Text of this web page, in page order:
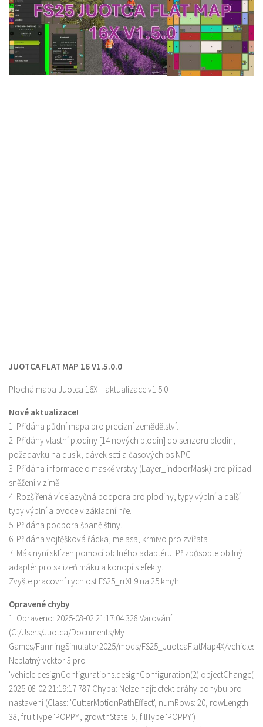
JUOTCA FLAT MAP 16 V1.5.0.0
Plochá mapa Juotca 16X – aktualizace v1.5.0
Nové aktualizace!
1. Přidána půdní mapa pro precizní zemědělství.
2. Přidány vlastní plodiny [14 nových plodin] do senzoru plodin,
požadavku na dusík, dávek setí a časových os NPC
3. Přidána informace o maskě vrstvy (Layer_indoorMask) pro případ
sněžení v zimě.
4. Rozšířená vícejazyčná podpora pro plodiny, typy výplní a další
typy výplní a ovoce v základní hře.
5. Přidána podpora španělštiny.
6. Přidána vojtěšková řádka, melasa, krmivo pro zvířata
7. Mák nyní sklízen pomocí obilného adaptéru: Přizpůsobte obilný
adaptér pro sklizeň máku a konopí s efekty.
Zvyšte pracovní rychlost FS25_rrXL9 na 25 km/h
Opravené chyby
1. Opraveno: 2025-08-02 21:17:04.328 Varování
(C:/Users/Juotca/Documents/My
Games/FarmingSimulator2025/mods/FS25_JuotcaFlatMap4X/vehicles/
Neplatný vektor 3 pro
2025-08-02 21:19:17.787 Chyba: Nelze najít efekt dráhy pohybu pro
nastavení (Class: 'CutterMotionPathEffect', numRows: 20, rowLength:
38, fruitType 'POPPY', growthState '5', fillType 'POPPY')